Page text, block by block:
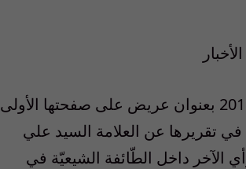
طالعتنا جريدة الأخبار في عددها الصادر يوم الجمعة 14 أيلول 2012 بعنوان عريض على صفحتها الأولى
تقريرها عن العلامة السيد علي
داخل الطّائفة الشيعيّة في